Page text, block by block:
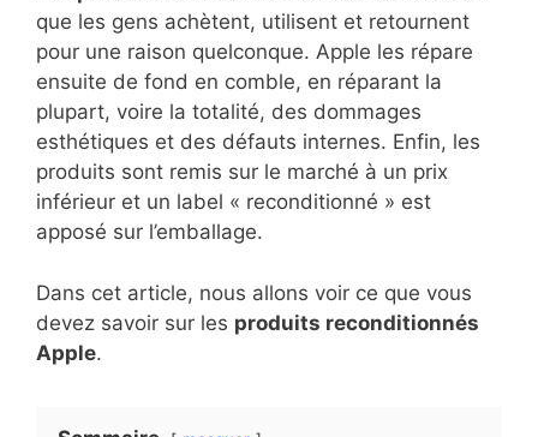
que les gens achètent, utilisent et retournent
pour une raison quelconque. Apple les répare
ensuite de fond en comble, en réparant la
plupart, voire la totalité, des dommages
esthétiques et des défauts internes. Enfin, les
produits sont remis sur le marché à un prix
inférieur et un label « reconditionné » est
apposé sur l’emballage.
Dans cet article, nous allons voir ce que vous
devez savoir sur les produits reconditionnés
Apple.